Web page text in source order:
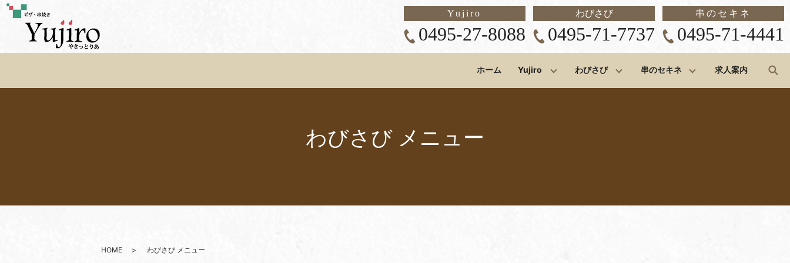
Yujiro
0495-27-8088
わびさび
0495-71-7737
串のセキネ
0495-71-4441
ホーム Yujiro わびさび 串のセキネ 求人案内
わびさび メニュー
HOME わびさび メニュー